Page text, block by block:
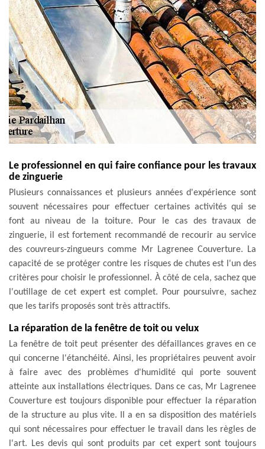
Le professionnel en qui faire confiance pour les travaux
de zinguerie
Plusieurs connaissances et plusieurs années d'expérience sont
souvent nécessaires pour effectuer certaines activités qui se
font au niveau de la toiture. Pour le cas des travaux de
zinguerie, il est fortement recommandé de recourir au service
des couvreurs-zingueurs comme Mr Lagrenee Couverture. La
capacité de se protéger contre les risques de chutes est l'un des
critères pour choisir le professionnel. À côté de cela, sachez que
l'outillage de cet expert est complet. Pour poursuivre, sachez
que les tarifs proposés sont très attractifs.
La réparation de la fenêtre de toit ou velux
La fenêtre de toit peut présenter des défaillances graves en ce
qui concerne l'étanchéité. Ainsi, les propriétaires peuvent avoir
à faire avec des problèmes d'humidité qui porte souvent
atteinte aux installations électriques. Dans ce cas, Mr Lagrenee
Couverture est toujours disponible pour effectuer la réparation
de la structure au plus vite. Il a en sa disposition des matériels
qui sont nécessaires pour effectuer le travail dans les règles de
l'art. Les devis qui sont produits par cet expert sont toujours